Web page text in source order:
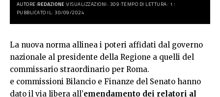
AUTORE:REDAZIONE VISUALIZZAZIONI: 309 TEMPO DI LETTURA: 1
PUBBLICATO IL: 30/09/2024
La nuova norma allinea i poteri affidati dal governo
nazionale al presidente della Regione a quelli del
commissario straordinario per Roma.
e commissioni Bilancio e Finanze del Senato hanno
dato il via libera all’emendamento dei relatori al